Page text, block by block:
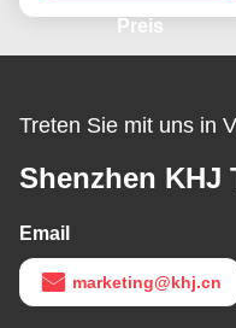
Preis
Treten Sie mit uns in
Shenzhen KHJ
Email
marketing@khj.cn